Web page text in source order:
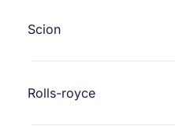
Scion
Rolls-royce